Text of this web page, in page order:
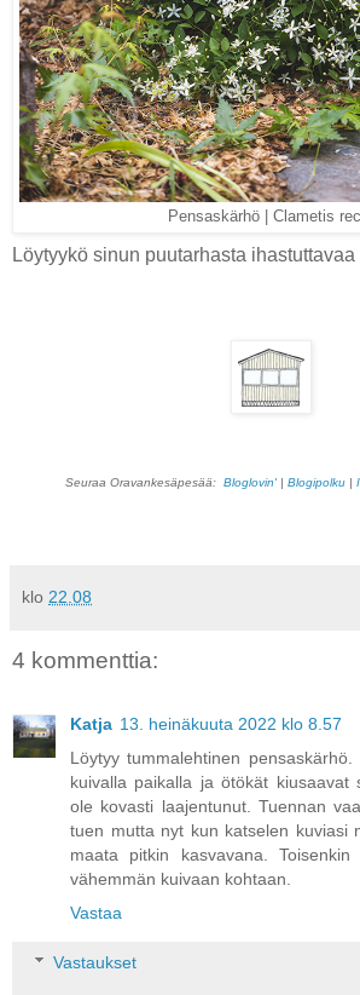
Pensaskärhö | Clametis
Löytyykö sinun puutarhasta
Seuraa Oravankesäpesää: Bloglovin' | Blogipolku |
klo 22.08
4 kommenttia:
Katja 13. heinäkuuta 2022 klo 8.57
Löytyy tummalehtinen
kuivalla paikalla ja ötökät kiusaavat
ole kovasti laajentunut. Tuennan
tuen mutta nyt kun katselen kuviasi
maata pitkin kasvavana.
vähemmän kuivaan kohtaan.
Vastaa
Vastaukset